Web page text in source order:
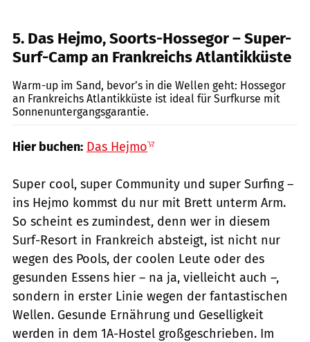
5. Das Hejmo, Soorts-Hossegor – Super-
Surf-Camp an Frankreichs Atlantikküste
GettyImages.de/Giovanni Federici
Warm-up im Sand, bevor’s in die Wellen geht: Hossegor
an Frankreichs Atlantikküste ist ideal für Surfkurse mit
Sonnenuntergangsgarantie.
Hier buchen: Das Hejmo
Super cool, super Community und super Surfing –
ins Hejmo kommst du nur mit Brett unterm Arm.
So scheint es zumindest, denn wer in diesem
Surf-Resort in Frankreich absteigt, ist nicht nur
wegen des Pools, der coolen Leute oder des
gesunden Essens hier – na ja, vielleicht auch –,
sondern in erster Linie wegen der fantastischen
Wellen. Gesunde Ernährung und Geselligkeit
werden in dem 1A-Hostel großgeschrieben. Im